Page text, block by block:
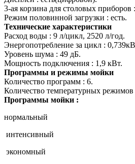
3-ая корзина для столовых приборов
Режим половинной загрузки : есть.
Технические характеристики
Расход воды : 9 л/цикл, 2520 л/год.
Энергопотребление за цикл :
Уровень шума : 49 дБ.
Мощность подключения : 1,9 кВт.
Программы и режимы мойки
Количество программ : 6.
Количество температурных
Программы мойки :
нормальный
интенсивный
экономный